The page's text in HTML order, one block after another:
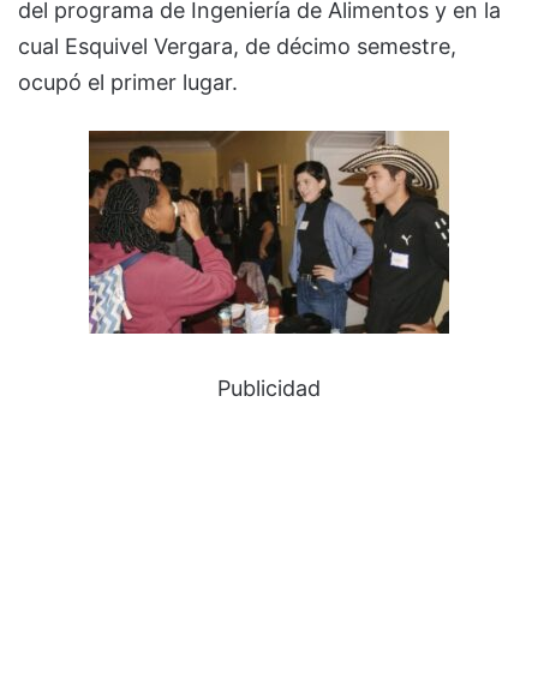
del programa de Ingeniería de Alimentos y en la
cual Esquivel Vergara, de décimo semestre,
ocupó el primer lugar.
Publicidad